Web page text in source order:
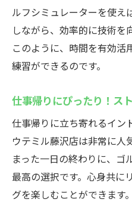
ルフシミュレーターを使え
しながら、効率的に技術を
このように、時間を有効活
練習ができるのです。
仕事帰りにぴったり！ス
仕事帰りに立ち寄れるイン
ウテミル藤沢店は非常に人
まった一日の終わりに、ゴ
最高の選択です。心身共に
グを楽しむことができます